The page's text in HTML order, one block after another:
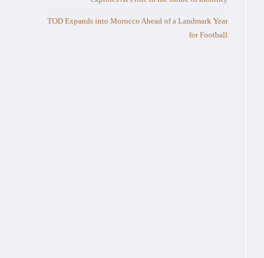
TOD Expands into Morocco Ahead of a Landmark Year
for Football